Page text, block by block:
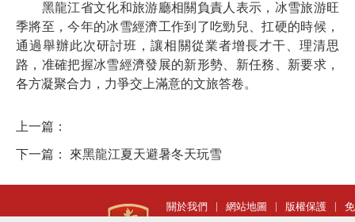
黑龍江省文化和旅游廳相關負責人表示，冰雪旅游旺
季將至，今年的冰雪經濟工作到了吃勁兒、扛硬的時候，
通過舉辦此次研討班，讓相關從業者增長才干、理清思
路，准確把握冰雪經濟發展的新形勢、新任務、新要求，
各方凝聚合力，力爭交上滿意的文旅答卷。
上一篇：
下一篇： 來黑龍江夏天避暑冬天玩雪